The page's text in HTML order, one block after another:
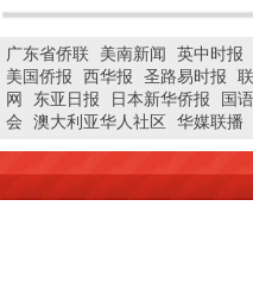
广东省侨联 美南新闻 英中时报
美国侨报
西华报 圣路易时报
网
东亚日报 日本新华侨报 国
会
澳大利亚华人社区 华媒联播